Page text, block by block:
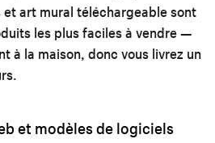
art mural téléchargeable sont
les plus faciles à vendre —
à la maison, donc vous livrez un
et modèles de logiciels